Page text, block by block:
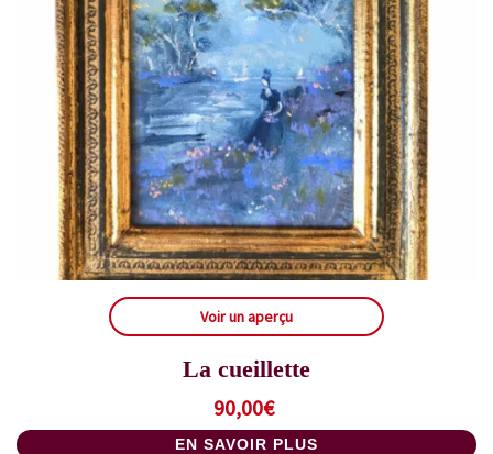
Voir un aperçu
La cueillette
90,00€
EN SAVOIR PLUS